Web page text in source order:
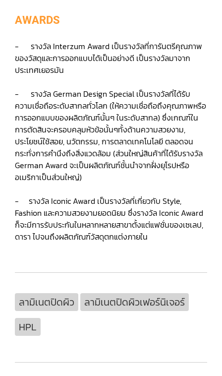
AWARDS
- รางวัล Interzum Award เป็นรางวัลที่การันตรีคุณภาพ
ของวัสดุและการออกแบบได้เป็นอย่างดี เป็นรางวัลมาจาก
ประเทศเยอรมัน
- รางวัล German Design Special เป็นรางวัลที่ได้รับ
ความเชื่อถือระดับสากลทั่วโลก (ให้ความเชื่อถือถึงคุณภาพหรือ
การออกแบบของผลิตภัณฑ์นั้นๆ ในระดับสากล) ซึ่งเกณฑ์ใน
การตัดสินจะครอบคลุมหัวข้อนั้นๆทั้งด้านความสวยงาม,
ประโยชน์ใช้สอย, นวัตกรรม, การตลาดเทคโนโลยี ตลอดจน
กระทั่งการคำนึงถึงสิ่งแวดล้อม (ส่วนใหญ่สินค้าที่ได้รับรางวัล
German Award จะเป็นผลิตภัณฑ์ชั้นนำจากฝั่งยุโรปหรือ
อเมริกาเป็นส่วนใหญ่)
- รางวัล Iconic Award เป็นรางวัลที่เกี่ยวกับ Style,
Fashion และความสวยงามยอดนิยม ซึ่งรางวัล Iconic Award
ก็จะมีการรับประกันในหลากหลายสาขาตั้งแต่แฟชั่นของเซเลป,
ดารา ไปจนถึงผลิตภัณฑ์วัสดุตกแต่งภายใน
ลามิเนตปิดผิว
ลามิเนตปิดผิวเฟอร์นิเจอร์
HPL